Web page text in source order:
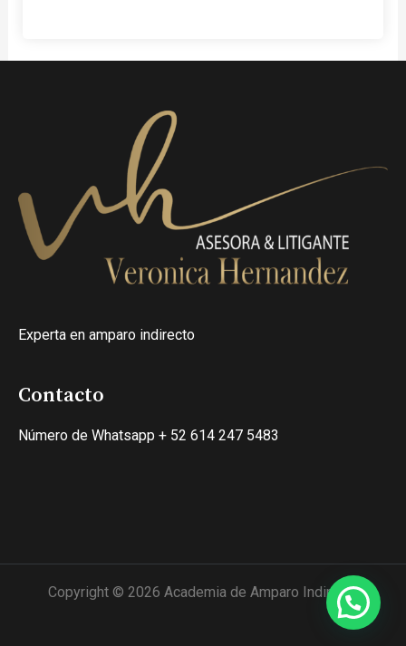
Experta en amparo indirecto
Contacto
Número de Whatsapp + 52 614 247 5483
Copyright © 2026 Academia de Amparo Indirecto